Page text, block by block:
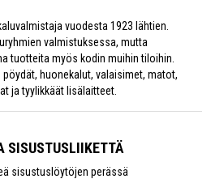
vuodesta 1923 lähtien.
valmistuksessa, mutta
tuotteita myös kodin muihin tiloihin.
huonekalut, valaisimet, matot,
ja tyylikkäät lisälaitteet.
SISUSTUSLIIKETTÄ
sisustuslöytöjen perässä